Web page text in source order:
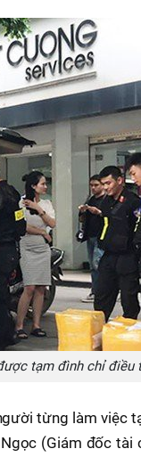
tạm đình chỉ điều
từng làm việc
(Giám đốc tài